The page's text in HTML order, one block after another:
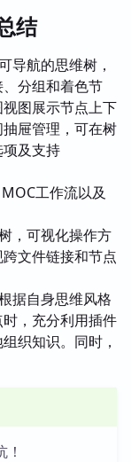
结
导航的思维树，
分组和着色节
图展示节点上下
屉管理，可在树
及支持
工作流以及
，可视化操作方
文件链接和节点
据自身思维风格
，充分利用插件
织知识。同时，